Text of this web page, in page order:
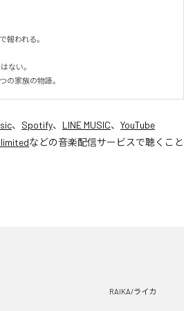
報われる。
ない。
の家族の物語。
、 Spotify、 LINE MUSIC、 YouTube
などの音楽配信サービスで聴くこと
RAIKA/ライカ